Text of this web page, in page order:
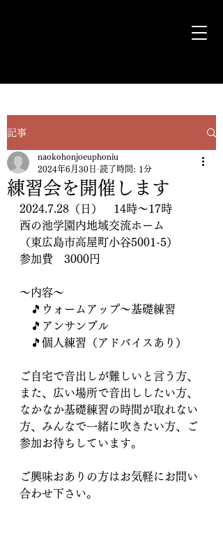
記事
練習会を開催します
naokohonjoeuphoniu
2024年6月30日 読了時間: 1分
2024.7.28（日）　14時〜17時
西の池学園内地域交流ホーム
（東広島市高屋町小谷5001-5）
参加費　3000円
～内容～
🎵ウォームアップ～基礎練習
🎵アンサンブル
🎵個人練習（アドバイスあり）
ご自宅で音出しが難しいと言う方、
また、広い場所で音出ししたい方、
なかなか基礎練習の時間が取れない
方、みんなで一緒に吹きたい方、ご
参加お待ちしています。
ご興味おありの方はお気軽にお問い
合わせ下さい。